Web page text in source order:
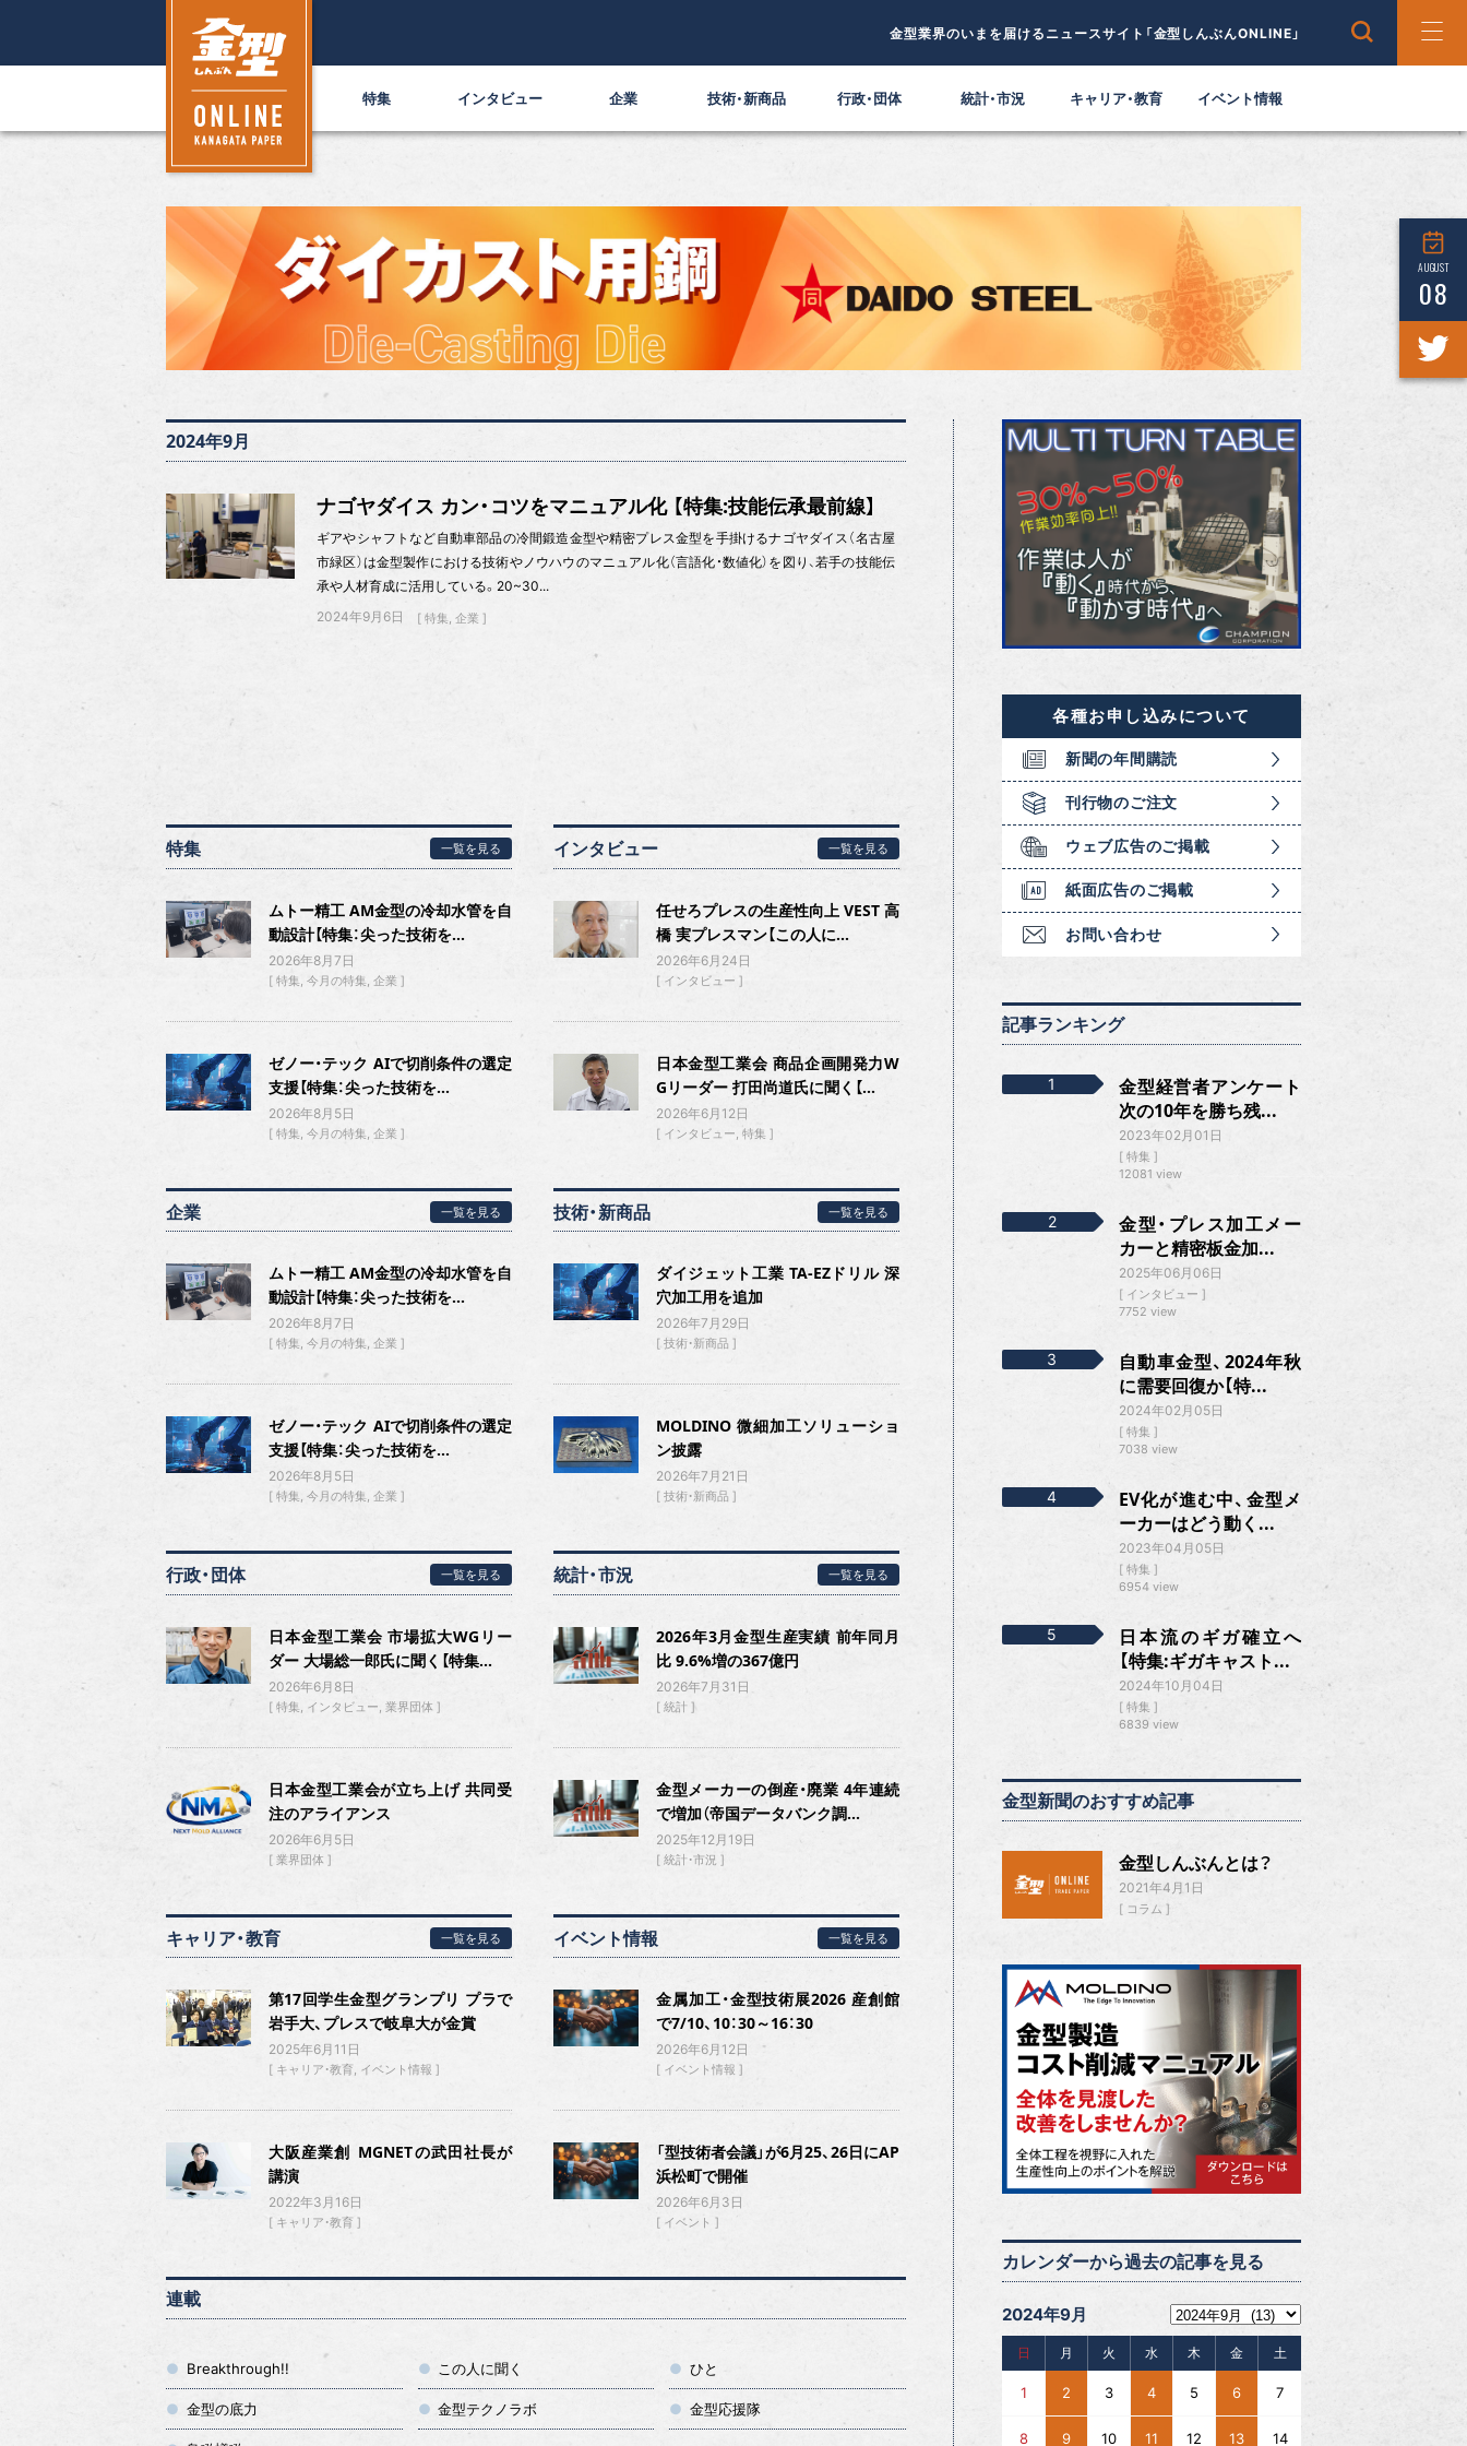
金型業界のいまを届けるニュースサイト「金型しんぶんONLINE」
特集 インタビュー 企業 技術・新商品 行政・団体 統計・市況 キャリア・教育 イベント情報
AUGUST
08
2024年9月
ナゴヤダイス カン・コツをマニュアル化 【特集:技能伝承最前線】
ギアやシャフトなど自動車部品の冷間鍛造金型や精密プレス金型を手掛けるナゴヤダイス（名古屋
市緑区）は金型製作における技術やノウハウのマニュアル化（言語化・数値化）を図り、若手の技能伝
承や人材育成に活用している。20~30...
2024年9月6日
特集 企業
特集 一覧を見る
ムトー精工 AM金型の冷却水管を自
動設計【特集：尖った技術を...
2026年8月7日
特集 今月の特集 企業
ゼノー・テック AIで切削条件の選定
支援【特集：尖った技術を...
2026年8月5日
特集 今月の特集 企業
インタビュー 一覧を見る
任せろプレスの生産性向上 VEST 高
橋 実プレスマン【この人に...
2026年6月24日
インタビュー
日本金型工業会 商品企画開発力W
Gリーダー 打田尚道氏に聞く【...
2026年6月12日
インタビュー 特集
企業 一覧を見る
ムトー精工 AM金型の冷却水管を自
動設計【特集：尖った技術を...
2026年8月7日
特集 今月の特集 企業
ゼノー・テック AIで切削条件の選定
支援【特集：尖った技術を...
2026年8月5日
特集 今月の特集 企業
技術・新商品 一覧を見る
ダイジェット工業 TA-EZドリル 深
穴加工用を追加
2026年7月29日
技術・新商品
MOLDINO 微細加工ソリューショ
ン披露
2026年7月21日
技術・新商品
行政・団体 一覧を見る
日本金型工業会 市場拡大WGリー
ダー 大場総一郎氏に聞く【特集...
2026年6月8日
特集 インタビュー 業界団体
日本金型工業会が立ち上げ 共同受
注のアライアンス
2026年6月5日
業界団体
統計・市況 一覧を見る
2026年3月金型生産実績 前年同月
比 9.6%増の367億円
2026年7月31日
統計
金型メーカーの倒産・廃業 4年連続
で増加（帝国データバンク調...
2025年12月19日
統計・市況
キャリア・教育 一覧を見る
第17回学生金型グランプリ プラで
岩手大、プレスで岐阜大が金賞
2025年6月11日
キャリア・教育 イベント情報
大阪産業創 MGNETの武田社長が
講演
2022年3月16日
キャリア・教育
イベント情報 一覧を見る
金属加工・金型技術展2026 産創館
で7/10、10：30～16：30
2026年6月12日
イベント情報
「型技術者会議」が6月25、26日にAP
浜松町で開催
2026年6月3日
イベント
連載
Breakthrough!! この人に聞く ひと
金型の底力 金型テクノラボ 金型応援隊
各種お申し込みについて
新聞の年間購読
刊行物のご注文
ウェブ広告のご掲載
紙面広告のご掲載
お問い合わせ
記事ランキング
金型経営者アンケート
次の10年を勝ち残...
2023年02月01日
特集
12081 view
金型・プレス加工メー
カーと精密板金加...
2025年06月06日
インタビュー
7752 view
自動車金型、2024年秋
に需要回復か【特...
2024年02月05日
特集
7038 view
EV化が進む中、金型メ
ーカーはどう動く...
2023年04月05日
特集
6954 view
日本流のギガ確立へ
【特集:ギガキャスト...
2024年10月04日
特集
6839 view
金型新聞のおすすめ記事
金型しんぶんとは？
2021年4月1日
コラム
カレンダーから過去の記事を見る
2024年9月
日 月 火 水 木 金 土
1 2 3 4 5 6 7
8 9 10 11 12 13 14